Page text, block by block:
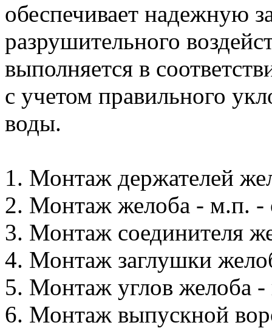
обеспечивает надежную
разрушительного
выполняется в
с учетом правильного
воды.
1. Монтаж держателей
2. Монтаж желоба - м.п. -
3. Монтаж соединителя
4. Монтаж заглушки
5. Монтаж углов желоба
6. Монтаж выпускной